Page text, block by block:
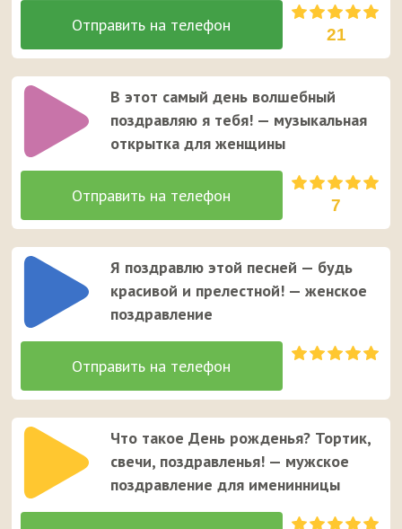
21
В этот самый день волшебный
поздравляю я тебя! — музыкальная
открытка для женщины
7
Я поздравлю этой песней — будь
красивой и прелестной! — женское
поздравление
Что такое День рожденья? Тортик,
свечи, поздравленья! — мужское
поздравление для именинницы